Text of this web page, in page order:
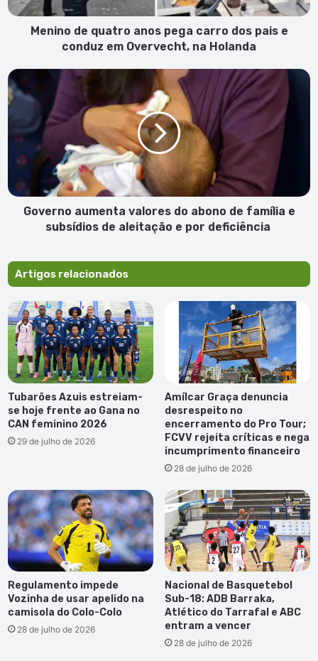
e
conduz
na
Holanda
Menino de quatro anos pega carro dos pais e
conduz em Overvecht, na Holanda
Governo
aumenta
valores
do
abono
família
subsídios
deficiência
Governo aumenta valores do abono de família e
subsídios de aleitação e por deficiência
Artigos relacionados
Tubarões Azuis estreiam-
se hoje frente ao Gana no
CAN feminino 2026
29 de julho de 2026
Amílcar Graça denuncia
desrespeito no
encerramento do Pro Tour;
FCVV rejeita críticas e nega
incumprimento financeiro
28 de julho de 2026
Regulamento impede
Vozinha de usar apelido na
camisola do Colo-Colo
28 de julho de 2026
Nacional de Basquetebol
Sub-18: ADB Barraka,
Atlético do Tarrafal e ABC
entram a vencer
28 de julho de 2026